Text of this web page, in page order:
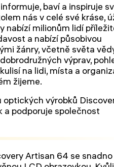
informuje, baví a inspiruje
nás v celé své kráse,
nabízí milionům lidí
a nabízí působivou
žánry, včetně světa
výprav,
na lidi, místa a
žijeme.
výrobků
a podporuje společnost
Artisan 64 se snadno